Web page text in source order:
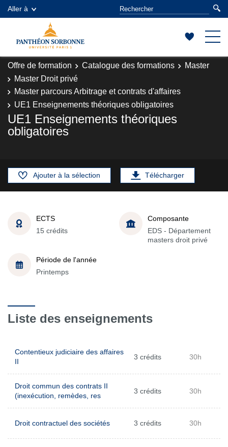
Aller à
Offre de formation Catalogue des formations
Master
Master Droit privé
Master parcours Arbitrage et contrats d'affaires
UE1 Enseignements théoriques obligatoires
UE1 Enseignements théoriques
obligatoires
Ajouter à la sélection Télécharger
ECTS
15 crédits
Composante
EDS - Département
masters droit privé
Période de l'année
Printemps
Liste des enseignements
Contentieux judiciaire des affaires
II
3 crédits 30h
Droit commun des contrats II
(inexécution, remèdes, res
3 crédits 30h
Droit contractuel des sociétés 3 crédits 30h